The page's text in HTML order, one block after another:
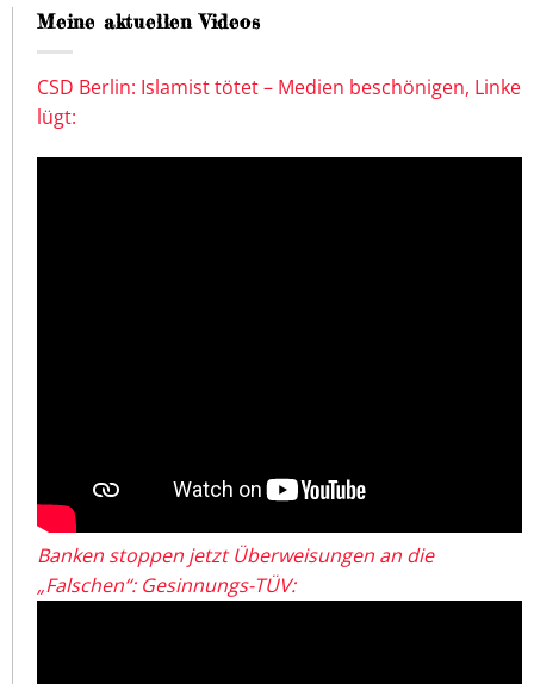
Meine aktuellen Videos
CSD Berlin: Islamist tötet – Medien beschönigen, Linke
lügt:
Banken stoppen jetzt Überweisungen an die
„Falschen“: Gesinnungs-TÜV: